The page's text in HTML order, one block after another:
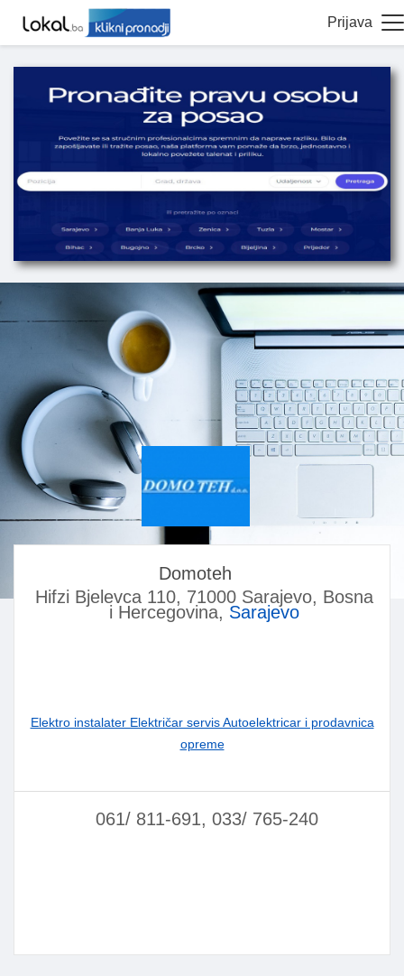
Prijava
Domoteh
Hifzi Bjelevca 110, 71000 Sarajevo, Bosna
i Hercegovina, Sarajevo
Elektro instalater Električar servis Autoelektricar i prodavnica
opreme
061/ 811-691, 033/ 765-240